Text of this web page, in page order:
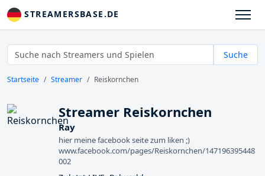
STREAMERSBASE.DE
Suche
Startseite Streamer Reiskornchen
Streamer Reiskornchen
Ray
hier meine facebook seite zum liken ;)
www.facebook.com/pages/Reiskornchen/147196395448
002